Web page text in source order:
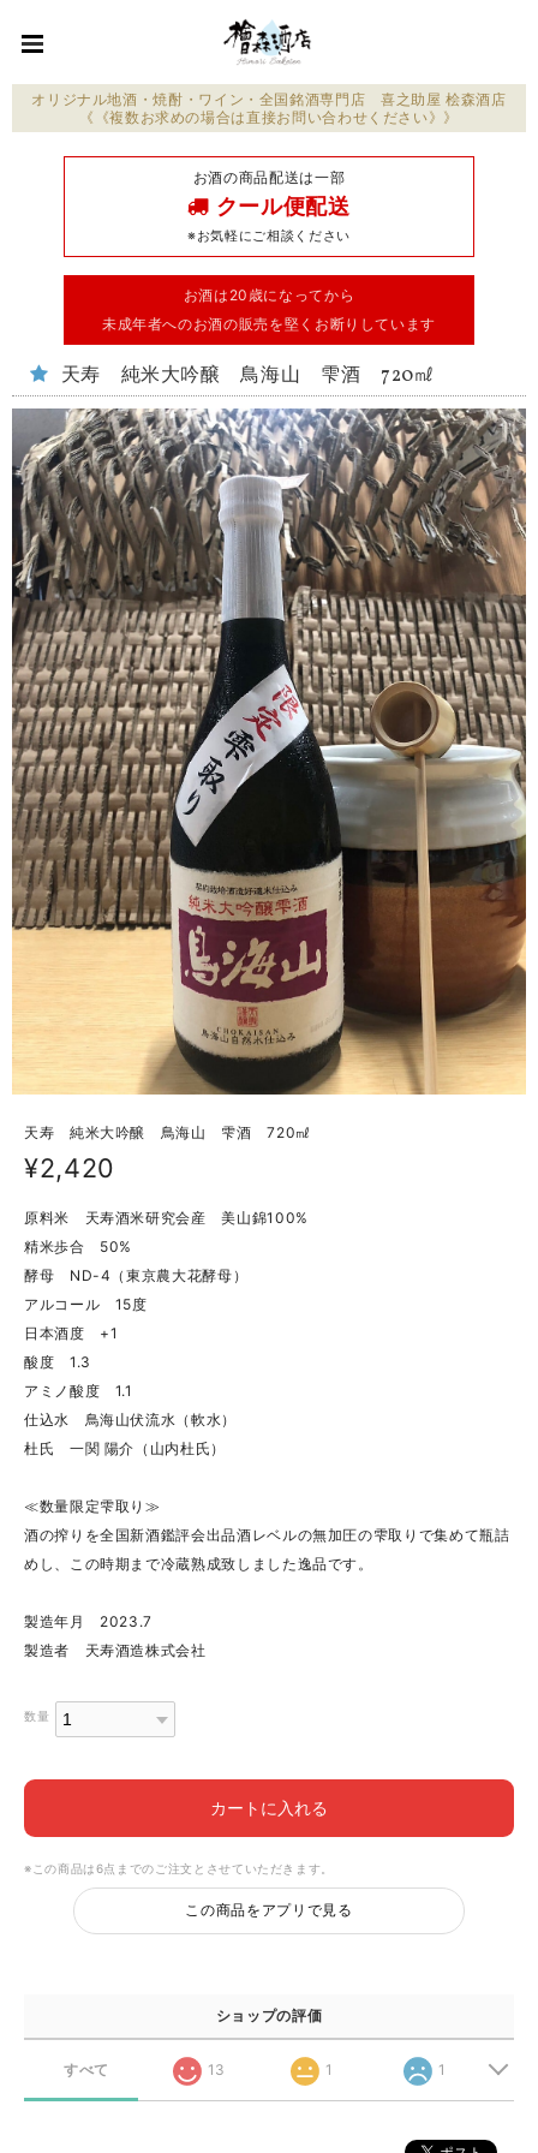
オリジナル地酒・焼酎・ワイン・全国銘酒専門店 喜之助屋 桧森酒店
《《複数お求めの場合は直接お問い合わせください》》
お酒の商品配送は一部
クール便配送
※お気軽にご相談ください
お酒は20歳になってから
未成年者へのお酒の販売を堅くお断りしています
天寿 純米大吟醸 鳥海山 雫酒 720㎖
天寿 純米大吟醸 鳥海山 雫酒 720㎖
¥2,420
原料米 天寿酒米研究会産 美山錦100%
精米歩合 50%
酵母 ND-4（東京農大花酵母）
アルコール 15度
日本酒度 +1
酸度 1.3
アミノ酸度 1.1
仕込水 鳥海山伏流水（軟水）
杜氏 一関 陽介（山内杜氏）
≪数量限定雫取り≫
酒の搾りを全国新酒鑑評会出品酒レベルの無加圧の雫取りで集めて瓶詰
めし、この時期まで冷蔵熟成致しました逸品です。
製造年月 2023.7
製造者 天寿酒造株式会社
数量
カートに入れる
※この商品は6点までのご注文とさせていただきます。
この商品をアプリで見る
ショップの評価
すべて 13 1 1